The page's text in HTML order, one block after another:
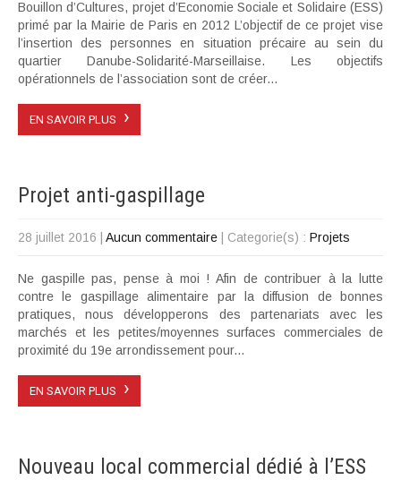
Bouillon d’Cultures, projet d’Economie Sociale et Solidaire (ESS)
primé par la Mairie de Paris en 2012 L’objectif de ce projet vise
l’insertion des personnes en situation précaire au sein du
quartier Danube-Solidarité-Marseillaise. Les objectifs
opérationnels de l’association sont de créer...
EN SAVOIR PLUS ›
Projet anti-gaspillage
28 juillet 2016 Aucun commentaire | Categorie(s) : Projets
Ne gaspille pas, pense à moi ! Afin de contribuer à la lutte
contre le gaspillage alimentaire par la diffusion de bonnes
pratiques, nous développerons des partenariats avec les
marchés et les petites/moyennes surfaces commerciales de
proximité du 19e arrondissement pour...
EN SAVOIR PLUS ›
Nouveau local commercial dédié à l’ESS